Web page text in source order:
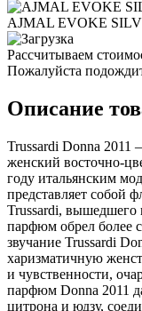
AJMAL EVOKE
Рассчитываем
Пожалуйста
Описание
Trussardi Donna
женский восточно-
году итальянским
представляет собой
Trussardi, вышедшего
парфюм обрел более
звучание Trussardi
харизматичную
и чувственности,
парфюм Donna 2011
цитрона и юдзу,